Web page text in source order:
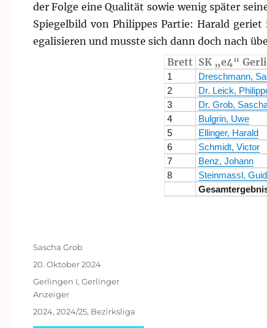
der Folge eine Qualität sowie wenig später
Spiegelbild von Philippes Partie: Harald
egalisieren und musste sich dann doch nach
Brett SK „e4“
1 Dreschmann,
2
Dr. Leick,
3
Dr. Grob,
4
Bulgrin, Uwe
5
Ellinger, Harald
6
Schmidt, Victor
7
Benz, Johann
8
Steinmassl,
Autor
Sascha Grob
Veröffentlicht
am
20. Oktober 2024
Kategorien
Gerlingen I, Gerlinger
Anzeiger
Schlagwörter
2024, 2024/25, Bezirksliga